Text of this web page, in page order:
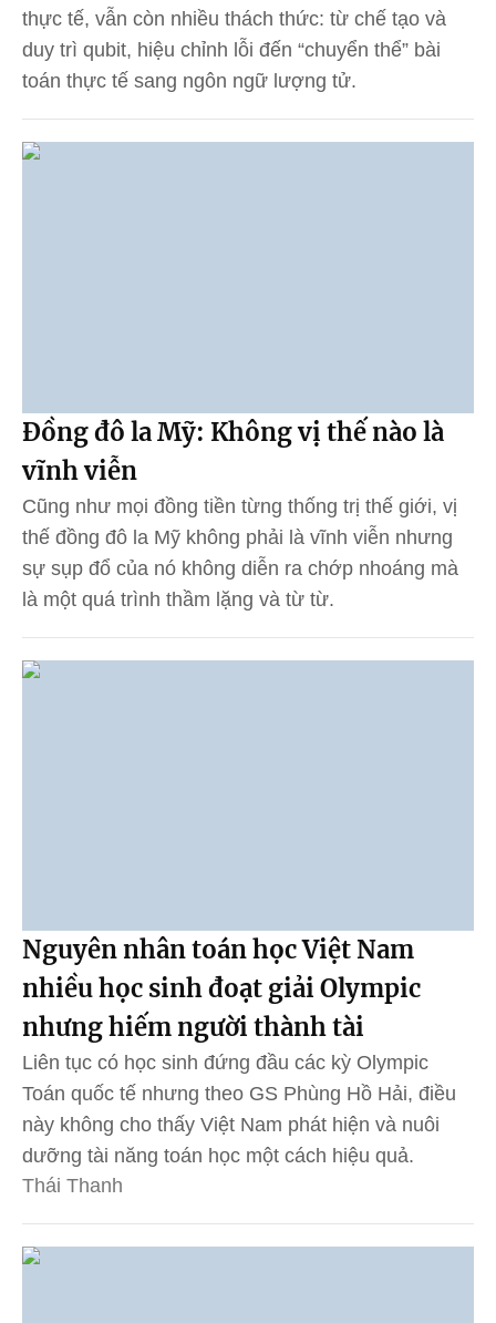
thực tế, vẫn còn nhiều thách thức: từ chế tạo và
duy trì qubit, hiệu chỉnh lỗi đến “chuyển thể” bài
toán thực tế sang ngôn ngữ lượng tử.
Đồng đô la Mỹ: Không vị thế nào là
vĩnh viễn
Cũng như mọi đồng tiền từng thống trị thế giới, vị
thế đồng đô la Mỹ không phải là vĩnh viễn nhưng
sự sụp đổ của nó không diễn ra chớp nhoáng mà
là một quá trình thầm lặng và từ từ.
Nguyên nhân toán học Việt Nam
nhiều học sinh đoạt giải Olympic
nhưng hiếm người thành tài
Liên tục có học sinh đứng đầu các kỳ Olympic
Toán quốc tế nhưng theo GS Phùng Hồ Hải, điều
này không cho thấy Việt Nam phát hiện và nuôi
dưỡng tài năng toán học một cách hiệu quả.
Thái Thanh